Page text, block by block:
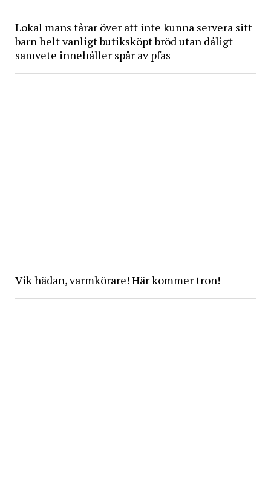
Lokal mans tårar över att inte kunna servera sitt
barn helt vanligt butiksköpt bröd utan dåligt
samvete innehåller spår av pfas
Vik hädan, varmkörare! Här kommer tron!